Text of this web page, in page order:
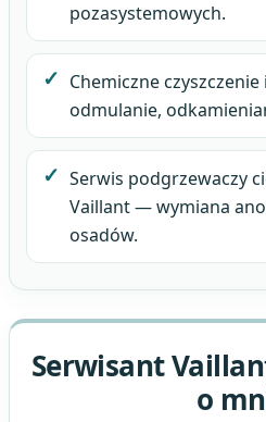
pozasystemowych.
Chemiczne
odmulanie,
Serwis podgrzewaczy
Vaillant — wymiana
osadów.
Serwisant
o